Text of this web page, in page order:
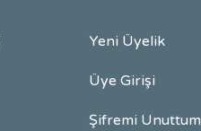
Yeni Üyelik
Üye Girişi
Şifremi Unuttum